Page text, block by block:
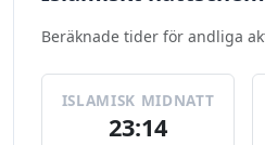
Beräknade tider för andliga
ISLAMISK MIDNATT
23:14